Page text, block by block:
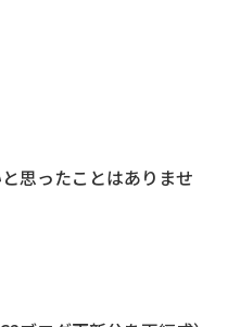
思ったことはありませ